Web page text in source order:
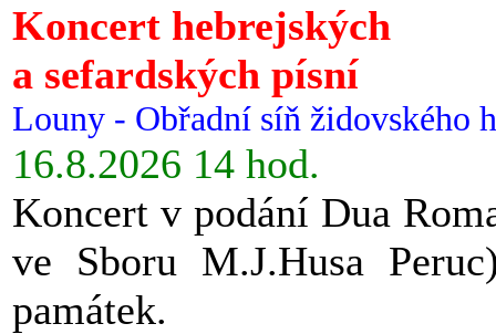
Koncert hebrejských
a sefardských písní
Louny - Obřadní síň židovského
16.8.2026 14 hod.
Koncert v podání Dua
ve Sboru M.J.Husa
památek.